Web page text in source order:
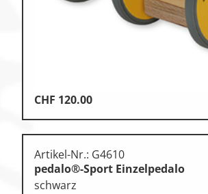
CHF 120.00
Artikel-Nr.: G4610
pedalo®-Sport Einzelpedalo
schwarz